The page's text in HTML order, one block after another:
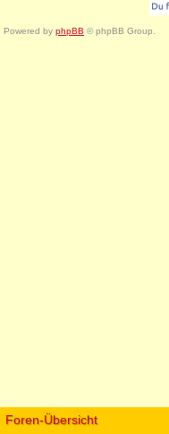
Powered by phpBB © phpBB Group.
Foren-Übersicht